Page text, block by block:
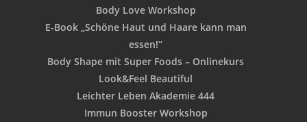
Body Love Workshop
E-Book „Schöne Haut und Haare kann man
essen!“
Body Shape mit Super Foods – Onlinekurs
Look&Feel Beautiful
Leichter Leben Akademie 444
Immun Booster Workshop